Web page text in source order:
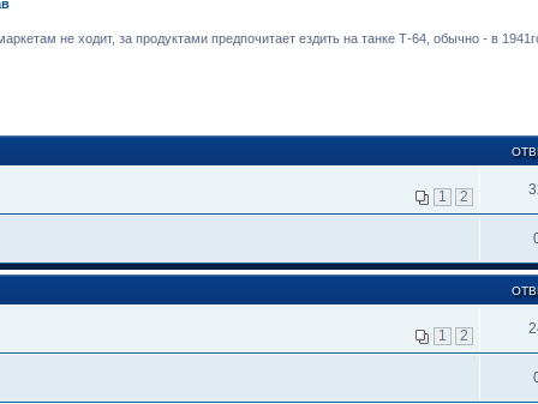
не ходит, за продуктами предпочитает ездить на танке Т-64, обычно - в
1 2
1 2